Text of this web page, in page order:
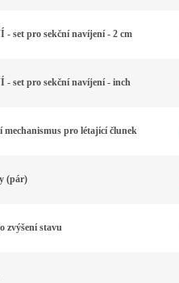
set pro sekční navíjení - 2 cm
- set pro sekční navíjení - inch
pro létající člunek
(pár)
zvýšení stavu